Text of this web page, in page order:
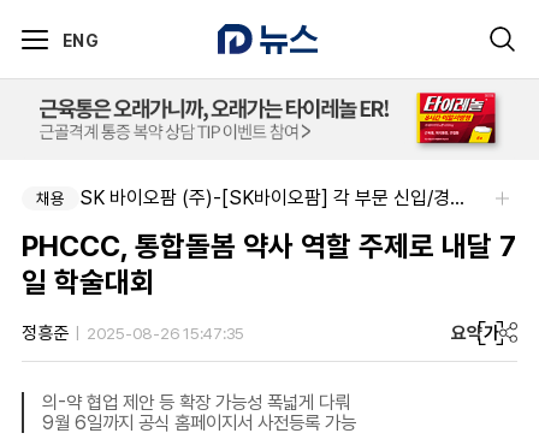
ENG
채용 SK 바이오팜 (주)-[SK바이오팜] 각 부문 신입/경력 구성원 영입
PHCCC, 통합돌봄 약사 역할 주제로 내달 7
일 학술대회
정흥준 2025-08-26 15:47:35 요약가
의-약 협업 제안 등 확장 가능성 폭넓게 다뤄
9월 6일까지 공식 홈페이지서 사전등록 가능